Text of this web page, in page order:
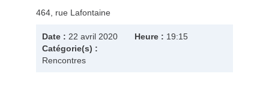
464, rue Lafontaine
Date : 22 avril 2020 Heure : 19:15
Catégorie(s) :
Rencontres